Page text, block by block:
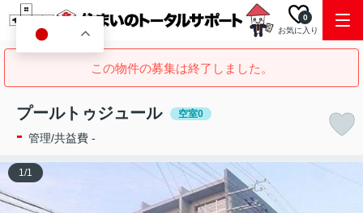
お気に入り
0
この物件の募集は終了しました。
プールトゥジュール 空室0
- 管理/共益費 -
1/1